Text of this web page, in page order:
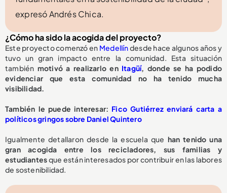
expresó Andrés Chica.
¿Cómo ha sido la acogida del proyecto?
Este proyecto comenzó en Medellíndesde hace algunos años y
tuvo un gran impacto entre la comunidad. Esta situación
también motivó a realizarlo en Itagüí, donde se ha podido
evidenciar que esta comunidad no ha tenido mucha
visibilidad.
También le puede interesar: Fico Gutiérrez enviará carta a
políticos gringos sobre Daniel Quintero
Igualmente detallaron desde la escuela que han tenido una
gran acogida entre los recicladores, sus familias y
estudiantesque están interesados por contribuir en las labores
de sostenibilidad.